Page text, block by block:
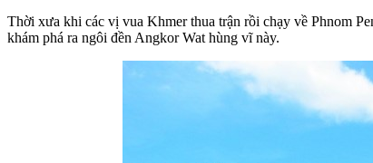
Thời xưa khi các vị vua Khmer thua trận rồi chạy về Phnom
khám phá ra ngôi đền Angkor Wat hùng vĩ này.